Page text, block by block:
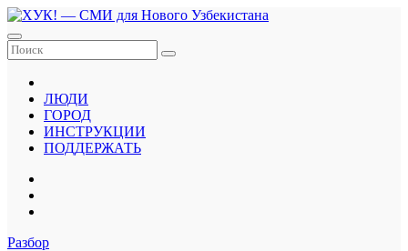
Перейти
к
содержанию
ЛЮДИ
ГОРОД
ИНСТРУКЦИИ
ПОДДЕРЖАТЬ
Разбор